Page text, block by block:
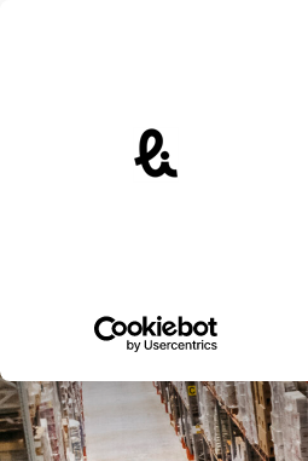
Livsmedelsföretagen –